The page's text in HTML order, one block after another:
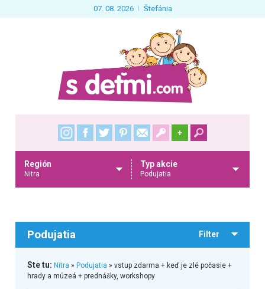
07. 08. 2026 Štefánia
+
Región
Nitra
Typ akcie
Podujatia
Podujatia Filter
Ste tu: Nitra » Podujatia » vstup zdarma + keď je zlé počasie +
hrady a múzeá + prednášky, workshopy